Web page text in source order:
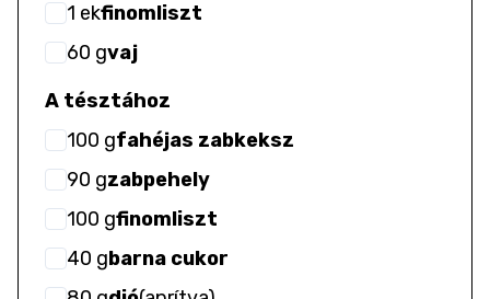
1 ekfinomliszt
60 gvaj
A tésztához
100 gfahéjas zabkeksz
90 gzabpehely
100 gfinomliszt
40 gbarna cukor